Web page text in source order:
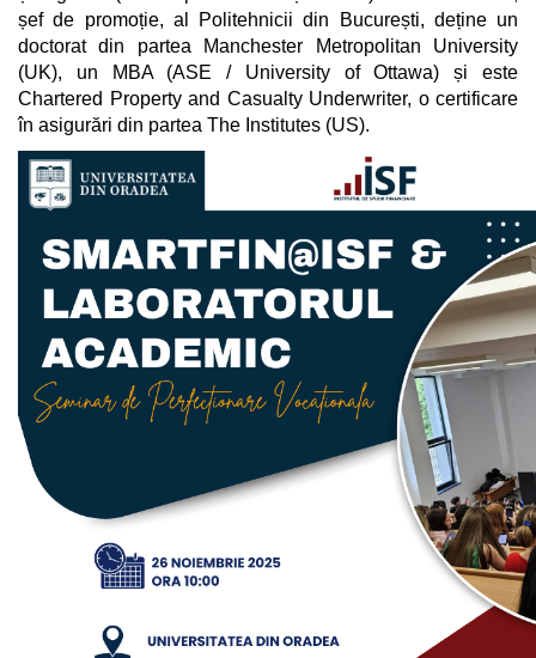
șef de promoție, al Politehnicii din București, deține un
doctorat din partea Manchester Metropolitan University
(UK), un MBA (ASE / University of Ottawa) și este
Chartered Property and Casualty Underwriter, o certificare
în asigurări din partea The Institutes (US).